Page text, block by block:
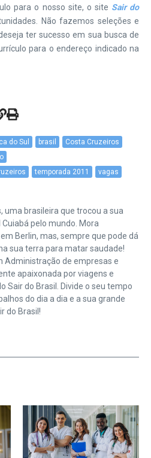
para o nosso site, o site Sair do
Não fazemos seleções e
ter sucesso em sua busca de
para o endereço indicado na
do Sul brasil
Costa Cruzeiros
temporada 2011 vagas
uma brasileira que trocou a sua
pelo mundo. Mora
Berlin, mas, sempre que pode dá
sua terra para matar saudade!
Administração de empresas e
apaixonada por viagens e
Sair do Brasil. Divide o seu tempo
do dia a dia e a sua grande
do Brasil!